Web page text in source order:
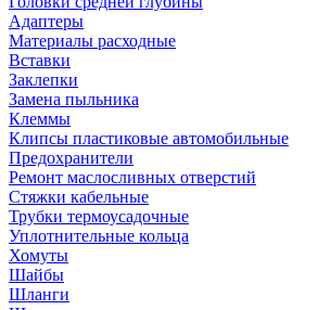
Адаптеры
Материалы расходные
Вставки
Заклепки
Замена пыльника
Клеммы
Клипсы пластиковые автомобильные
Предохранители
Ремонт маслосливных отверстий
Стяжки кабельные
Трубки термоусадочные
Уплотнительные кольца
Хомуты
Шайбы
Шланги